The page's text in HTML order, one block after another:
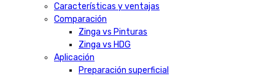
Características y ventajas
Comparación
Zinga vs Pinturas
Zinga vs HDG
Aplicación
Preparación superficial